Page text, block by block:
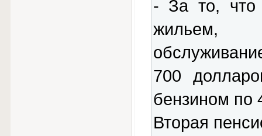
- За то, что
жильем,
700
бензином по
Вторая